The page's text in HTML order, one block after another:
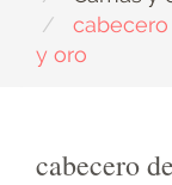
y oro
cabecero